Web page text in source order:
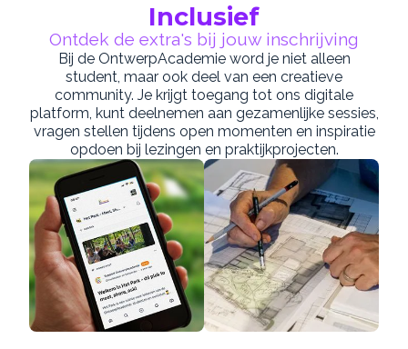
Inclusief
Ontdek de extra's bij jouw inschrijving
Bij de OntwerpAcademie word je niet alleen
student, maar ook deel van een creatieve
community. Je krijgt toegang tot ons digitale
platform, kunt deelnemen aan gezamenlijke sessies,
vragen stellen tijdens open momenten en inspiratie
opdoen bij lezingen en praktijkprojecten.